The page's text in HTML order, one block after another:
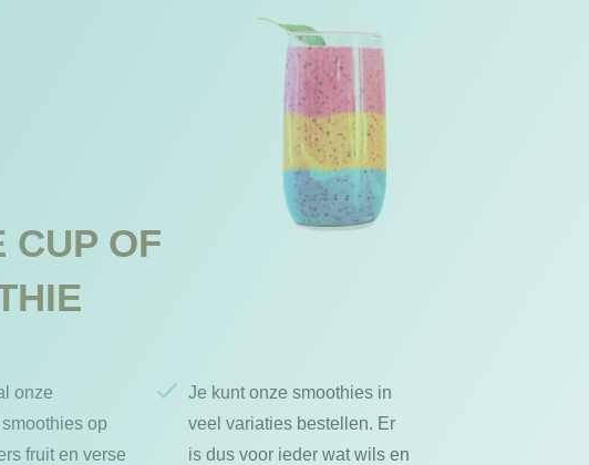
CUP OF
onze
op
fruit en verse
Je kunt onze smoothies in
veel variaties bestellen. Er
is dus voor ieder wat wils en